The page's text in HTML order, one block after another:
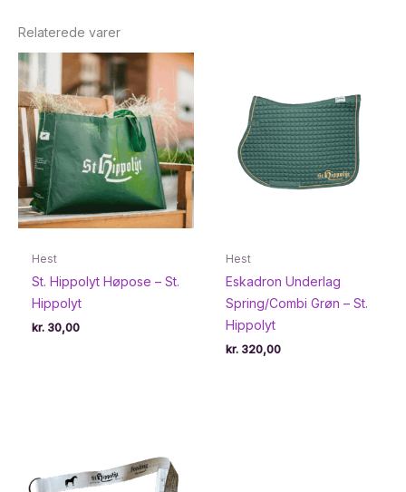
Relaterede varer
Hest
St. Hippolyt Høpose – St.
Hippolyt
kr. 30,00
Hest
Eskadron Underlag
Spring/Combi Grøn – St.
Hippolyt
kr. 320,00